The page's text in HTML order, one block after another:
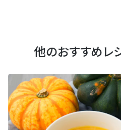
他のおすすめレ